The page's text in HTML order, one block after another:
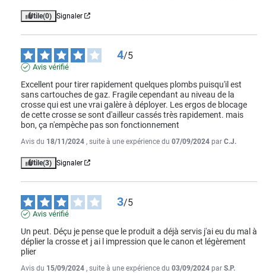
Utile(0) Signaler
4/5
Avis vérifié
Excellent pour tirer rapidement quelques plombs puisqu'il est
sans cartouches de gaz. Fragile cependant au niveau de la
crosse qui est une vrai galère à déployer. Les ergos de blocage
de cette crosse se sont d'ailleur cassés très rapidement. mais
bon, ça n'empèche pas son fonctionnement
Avis du 18/11/2024 , suite à une expérience du 07/09/2024 par C.J.
Utile(3) Signaler
3/5
Avis vérifié
Un peut. Déçu je pense que le produit a déjà servis j'ai eu du mal à
déplier la crosse et j ai l impression que le canon et légèrement
plier
Avis du 15/09/2024 , suite à une expérience du 03/09/2024 par S.P.